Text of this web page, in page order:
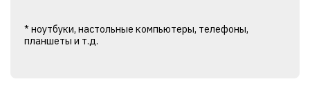
* ноутбуки, настольные компьютеры, телефоны,
планшеты и т.д.